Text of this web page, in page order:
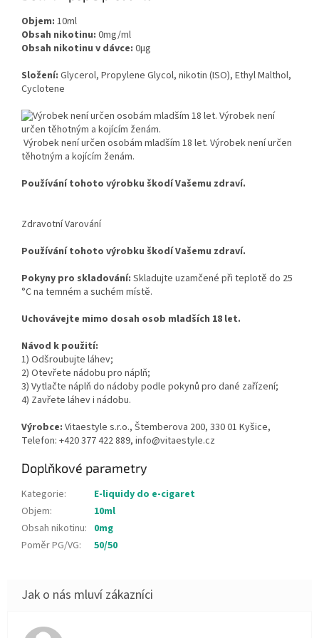
Objem: 10ml
Obsah nikotinu: 0mg/ml
Obsah nikotinu v dávce: 0μg
Složení: Glycerol, Propylene Glycol, nikotin (ISO), Ethyl Malthol,
Cyclotene
Výrobek není určen osobám mladším 18 let. Výrobek není určen
těhotným a kojícím ženám.
Používání tohoto výrobku škodí Vašemu zdraví.
Zdravotní Varování
Používání tohoto výrobku škodí Vašemu zdraví.
Pokyny pro skladování: Skladujte uzamčené při teplotě do 25
°C na temném a suchém místě.
Uchovávejte mimo dosah osob mladších 18 let.
Návod k použití:
1) Odšroubujte láhev;
2) Otevřete nádobu pro náplň;
3) Vytlačte náplň do nádoby podle pokynů pro dané zařízení;
4) Zavřete láhev i nádobu.
Výrobce: Vitaestyle s.r.o., Štemberova 200, 330 01 Kyšice,
Telefon: +420 377 422 889, info@vitaestyle.cz
Doplňkové parametry
Kategorie:
E-liquidy do e-cigaret
Objem:
10ml
Obsah nikotinu: 0mg
Poměr PG/VG: 50/50